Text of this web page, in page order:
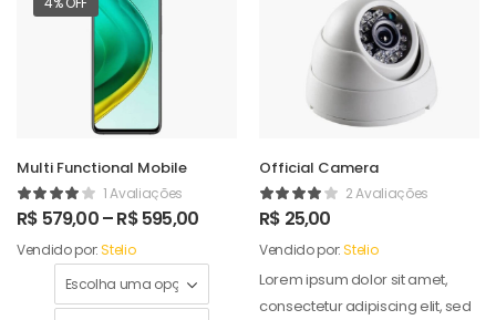
Multi Functional Mobile
1 Avaliações
R$ 579,00–R$595,00
Vendido por:Stelio
Official Camera
2 Avaliações
R$ 25,00
Vendido por:Stelio
Lorem ipsum dolor sit amet,
consectetur adipiscing elit, sed